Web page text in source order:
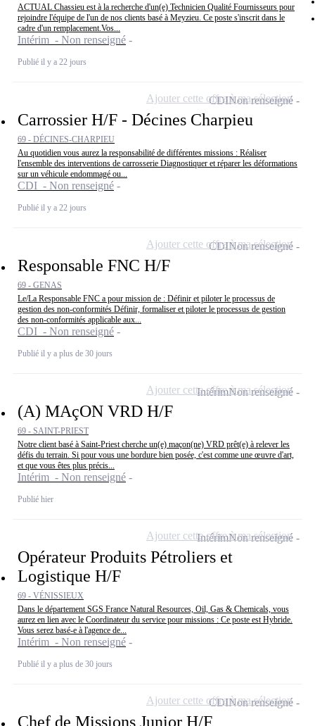
ACTUAL Chassieu est à la recherche d'un(e) Technicien Qualité Fournisseurs pour
rejoindre l'équipe de l'un de nos clients basé à Meyzieu. Ce poste s'inscrit dans le
cadre d'un remplacement.Vos...
Intérim - Non renseigné
Publié il y a 22 jours
Carrossier H/F - Décines Charpieu
69 - DÉCINES-CHARPIEU
Au quotidien vous aurez la responsabilité de différentes missions : Réaliser
l'ensemble des interventions de carrosserie Diagnostiquer et réparer les déformations
sur un véhicule endommagé ou...
CDI - Non renseigné
Publié il y a 22 jours
CDINon renseigné
Ajouter cette offre à ma sélection
Responsable FNC H/F
69 - GENAS
Le/La Responsable FNC a pour mission de : Définir et piloter le processus de
gestion des non-conformités Définir, formaliser et piloter le processus de gestion
des non-conformités applicable aux...
CDI - Non renseigné
Publié il y a plus de 30 jours
CDINon renseigné
Ajouter cette offre à ma sélection
(A) MAçON VRD H/F
69 - SAINT-PRIEST
Notre client basé à Saint-Priest cherche un(e) maçon(ne) VRD prêt(e) à relever les
défis du terrain. Si pour vous une bordure bien posée, c'est comme une œuvre d'art,
et que vous êtes plus précis...
Intérim - Non renseigné
Publié hier
IntérimNon renseigné
Ajouter cette offre à ma sélection
Opérateur Produits Pétroliers et
Logistique H/F
69 - VÉNISSIEUX
Dans le département SGS France Natural Resources, Oil, Gas & Chemicals, vous
aurez en lien avec le Coordinateur du service pour missions : Ce poste est Hybride.
Vous serez basé-e à l'agence de...
Intérim - Non renseigné
Publié il y a plus de 30 jours
IntérimNon renseigné
Ajouter cette offre à ma sélection
Chef de Missions Junior H/F
CDINon renseigné
Ajouter cette offre à ma sélection